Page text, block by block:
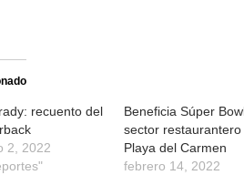
recuento del
2, 2022
Beneficia Súper
sector restaurantero
Playa del Carmen
febrero 14, 2022